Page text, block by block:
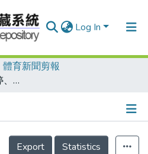
Log In
體育新聞剪報
競速溜冰情侶檔 黃郁婷、駱威霖飆台灣雙金 許巧人慢0.006秒拿銀 駱威霖要刺青紀念奪金/駱威霖小檔案/黃郁婷小檔案/金髮芬蘭妹 妞考琵定向越野奪世運首金 男友教她很多技巧/定向越野 判讀地圖指北針達陣
Details
Export
Statistics